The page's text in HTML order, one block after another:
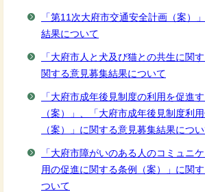
「第11次大府市交通安全計画（案）
結果について
「大府市人と犬及び猫との共生に関
関する意見募集結果について
「大府市成年後見制度の利用を促進
（案）」、「大府市成年後見制度利
（案）」に関する意見募集結果につ
「大府市障がいのある人のコミュニ
用の促進に関する条例（案）」に関
ついて